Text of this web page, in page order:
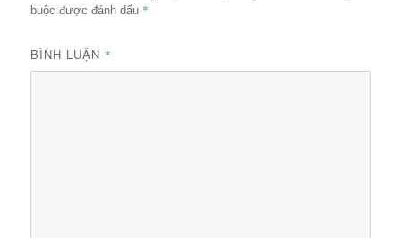
buộc được đánh dấu *
BÌNH LUẬN *